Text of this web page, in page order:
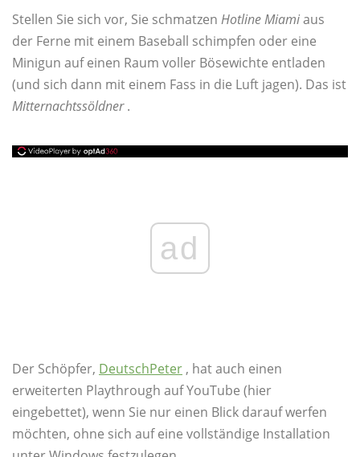
Stellen Sie sich vor, Sie schmatzen Hotline Miamiaus
der Ferne mit einem Baseball schimpfen oder eine
Minigun auf einen Raum voller Bösewichte entladen
(und sich dann mit einem Fass in die Luft jagen). Das ist
Mitternachtssöldner.
ad
Der Schöpfer, DeutschPeter , hat auch einen
erweiterten Playthrough auf YouTube (hier
eingebettet), wenn Sie nur einen Blick darauf werfen
möchten, ohne sich auf eine vollständige Installation